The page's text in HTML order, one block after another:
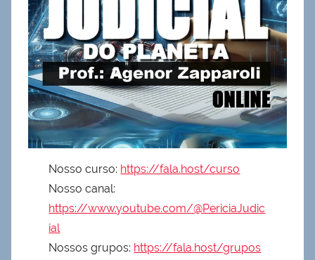
Nosso curso: https://fala.host/curso
Nosso canal:
https://www.youtube.com/@PericiaJudic
ial
Nossos grupos: https://fala.host/grupos